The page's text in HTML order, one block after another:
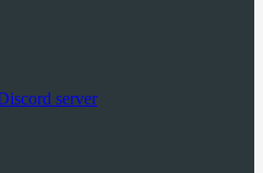
server